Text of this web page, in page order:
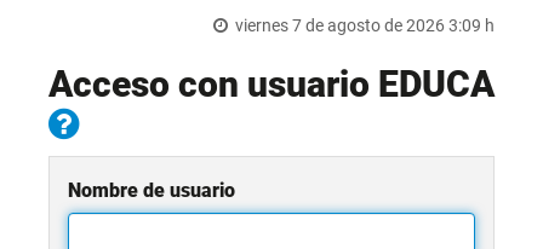
viernes 7 de agosto de 2026 3:09 h
Acceso con usuario EDUCA
Nombre de usuario